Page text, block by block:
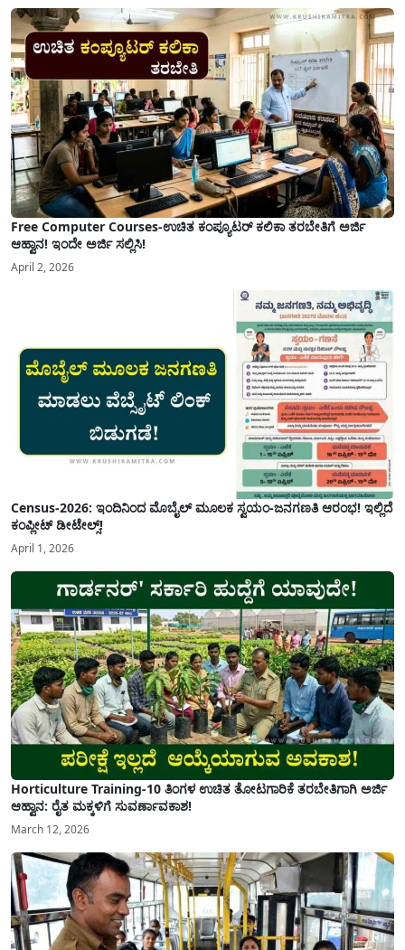
ಮತ್ತು ಕಲ್ಯಾಣ ಕರ್ನಾಟಕದ ಒಟ್ಟು 9 ಜಿಲ್ಲೆಗಳಲ್ಲಿ ಏಪ್ರಿಲ್...
Free Computer Courses-ಉಚಿತ ಕಂಪ್ಯೂಟರ್ ಕಲಿಕಾ ತರಬೇತಿಗೆ ಅರ್ಜಿ
ಆಹ್ವಾನ! ಇಂದೇ ಅರ್ಜಿ ಸಲ್ಲಿಸಿ!
April 2, 2026
Census-2026: ಇಂದಿನಿಂದ ಮೊಬೈಲ್ ಮೂಲಕ ಸ್ವಯಂ-ಜನಗಣತಿ ಆರಂಭ! ಇಲ್ಲಿದೆ
ಕಂಪ್ಲೀಟ್ ಡೀಟೇಲ್ಸ್!
April 1, 2026
Horticulture Training-10 ತಿಂಗಳ ಉಚಿತ ತೋಟಗಾರಿಕೆ ತರಬೇತಿಗಾಗಿ ಅರ್ಜಿ
ಆಹ್ವಾನ: ರೈತ ಮಕ್ಕಳಿಗೆ ಸುವರ್ಣಾವಕಾಶ!
March 12, 2026